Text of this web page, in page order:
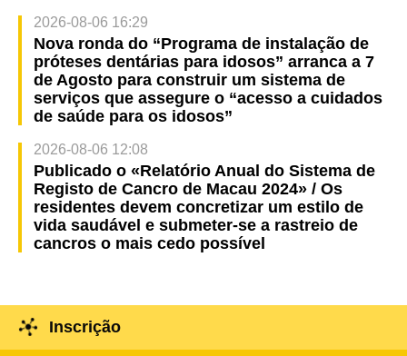
2026-08-06 16:29
Nova ronda do “Programa de instalação de
próteses dentárias para idosos” arranca a 7
de Agosto para construir um sistema de
serviços que assegure o “acesso a cuidados
de saúde para os idosos”
2026-08-06 12:08
Publicado o «Relatório Anual do Sistema de
Registo de Cancro de Macau 2024» / Os
residentes devem concretizar um estilo de
vida saudável e submeter-se a rastreio de
cancros o mais cedo possível
Inscrição